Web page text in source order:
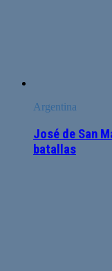
Argentina
José de San
batallas